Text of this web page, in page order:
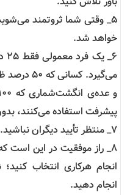
5_ وقتی شما ثروتمند
خواهد شد.
می‌گیرد.
پیشرفت استفاده می‌کنند،
7_ منتظر تأیید دیگران نباشید.
8_ راز موفقیت در این است
انجام هرکاری انتخاب
انجام دهید.